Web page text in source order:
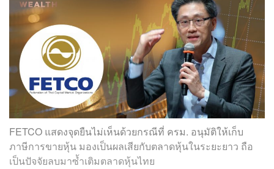
FETCO แสดงจุดยืนไม่เห็นด้วยกรณีที่ ครม. อนุมัติให้เก็บ
ภาษีการขายหุ้น มองเป็นผลเสียกับตลาดหุ้นในระยะยาว ถือ
เป็นปัจจัยลบมาซ้ำเติมตลาดหุ้นไทย